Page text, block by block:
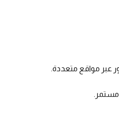
عبر مواقع متعددة.